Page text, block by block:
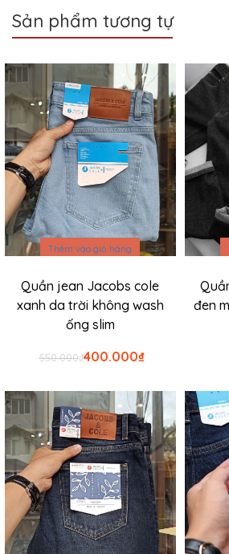
Sản phẩm tương tự
Sale
Thêm vào giỏ hàng
Quần jean Jacobs cole
xanh da trời không wash
ống slim
₫
550.000 Giá
₫550.000.
₫
400.000 Giá
là:
₫400.000.
đen
Sale